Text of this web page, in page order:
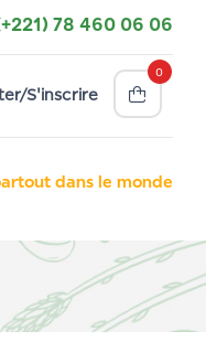
78 460 06 06
S'inscrire
0
dans le monde